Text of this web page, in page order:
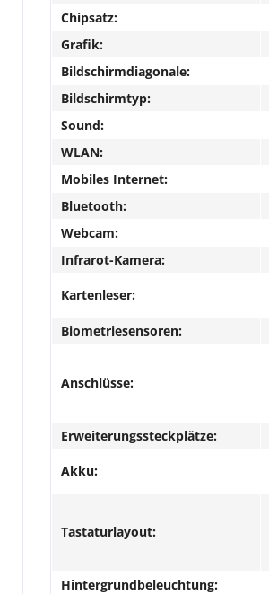
Chipsatz:
Grafik:
Bildschirmdiagonale:
Bildschirmtyp:
Sound:
WLAN:
Mobiles Internet:
Bluetooth:
Webcam:
Infrarot-Kamera:
Kartenleser:
Biometriesensoren:
Anschlüsse:
Erweiterungssteckplätze:
Akku:
Tastaturlayout:
Hintergrundbeleuchtung: